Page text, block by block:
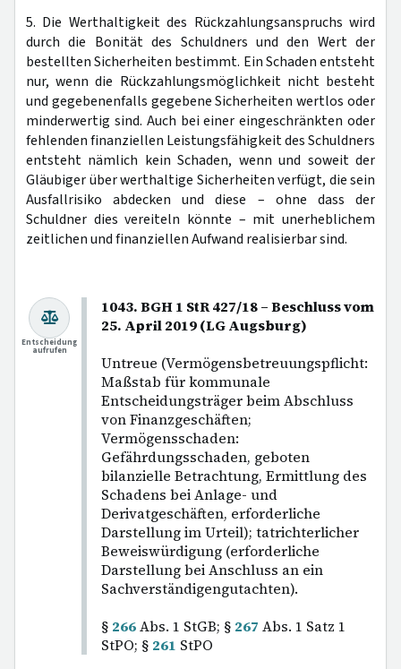
5. Die Werthaltigkeit des Rückzahlungsanspruchs wird
durch die Bonität des Schuldners und den Wert der
bestellten Sicherheiten bestimmt. Ein Schaden entsteht
nur, wenn die Rückzahlungsmöglichkeit nicht besteht
und gegebenenfalls gegebene Sicherheiten wertlos oder
minderwertig sind. Auch bei einer eingeschränkten oder
fehlenden finanziellen Leistungsfähigkeit des Schuldners
entsteht nämlich kein Schaden, wenn und soweit der
Gläubiger über werthaltige Sicherheiten verfügt, die sein
Ausfallrisiko abdecken und diese – ohne dass der
Schuldner dies vereiteln könnte – mit unerheblichem
zeitlichen und finanziellen Aufwand realisierbar sind.
1043. BGH 1 StR 427/18 – Beschluss vom
25. April 2019 (LG Augsburg)
Untreue (Vermögensbetreuungspflicht:
Maßstab für kommunale
Entscheidungsträger beim Abschluss
von Finanzgeschäften;
Vermögensschaden:
Gefährdungsschaden, geboten
bilanzielle Betrachtung, Ermittlung des
Schadens bei Anlage- und
Derivatgeschäften, erforderliche
Darstellung im Urteil); tatrichterlicher
Beweiswürdigung (erforderliche
Darstellung bei Anschluss an ein
Sachverständigengutachten).
§ 266Abs. 1 StGB; § 267 Abs. 1 Satz 1
StPO; § 261 StPO
Entscheidung
aufrufen